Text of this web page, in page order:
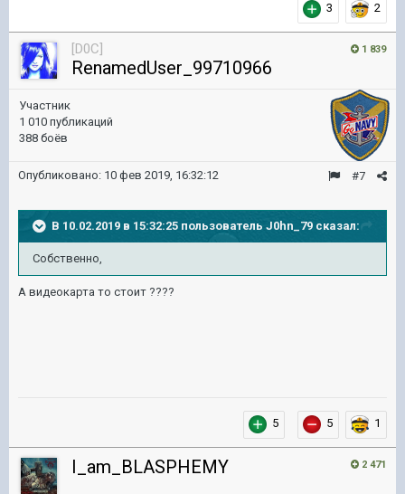
3 2
1 839
[D0C]
RenamedUser_99710966
Участник
1 010 публикаций
388 боёв
#7
Опубликовано: 10 фев 2019, 16:32:12
В 10.02.2019 в 15:32:25 пользователь J0hn_79 сказал:
Собственно,
А видеокарта то стоит ????
5 5 1
2 471
I_am_BLASPHEMY